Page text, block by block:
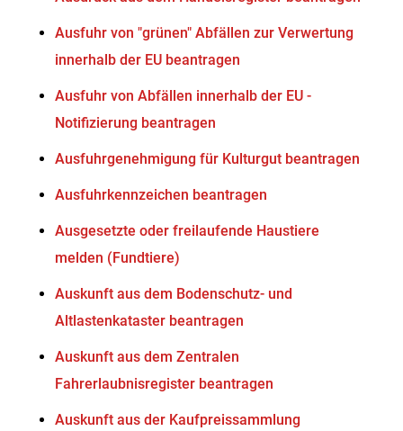
Ausfuhr von "grünen" Abfällen zur Verwertung
innerhalb der EU beantragen
Ausfuhr von Abfällen innerhalb der EU -
Notifizierung beantragen
Ausfuhrgenehmigung für Kulturgut beantragen
Ausfuhrkennzeichen beantragen
Ausgesetzte oder freilaufende Haustiere
melden (Fundtiere)
Auskunft aus dem Bodenschutz- und
Altlastenkataster beantragen
Auskunft aus dem Zentralen
Fahrerlaubnisregister beantragen
Auskunft aus der Kaufpreissammlung